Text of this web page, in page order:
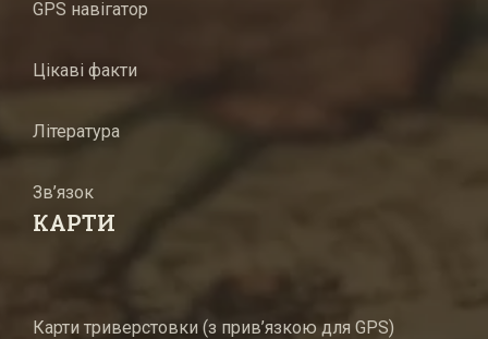
GPS навігатор
Цікаві факти
Література
Зв’язок
КАРТИ
Карти триверстовки (з прив’язкою для GPS)